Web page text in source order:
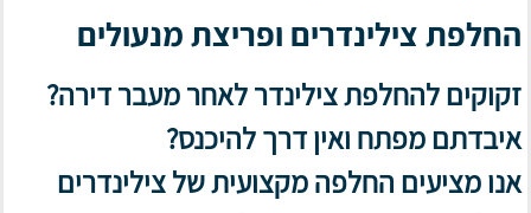
החלפת צילינדרים ופריצת מנעולים
זקוקים להחלפת צילינדר לאחר מעבר דירה?
איבדתם מפתח ואין דרך להיכנס?
אנו מציעים החלפה מקצועית של צילינדרים